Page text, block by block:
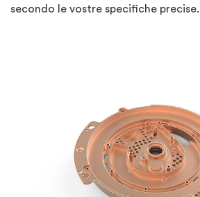
secondo le vostre specifiche precise.